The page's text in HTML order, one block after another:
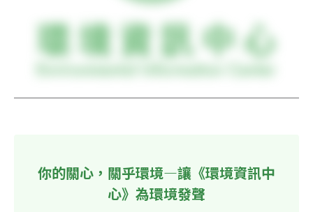
你的關心，關乎環境—讓《環境資訊中
心》為環境發聲